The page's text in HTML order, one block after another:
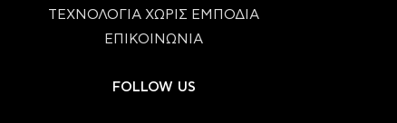
ΤΕΧΝΟΛΟΓΙΑ ΧΩΡΙΣ ΕΜΠΟΔΙΑ
ΕΠΙΚΟΙΝΩΝΙΑ
FOLLOW US